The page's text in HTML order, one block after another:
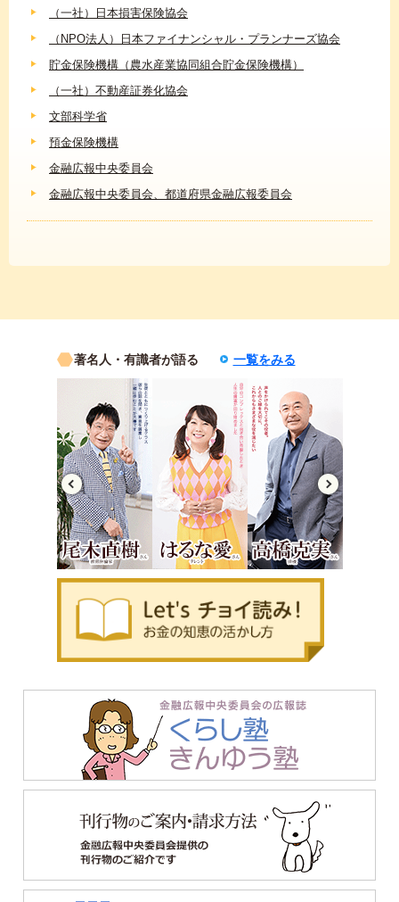
（一社）日本損害保険協会
（NPO法人）日本ファイナンシャル・プランナーズ協会
貯金保険機構（農水産業協同組合貯金保険機構）
（一社）不動産証券化協会
文部科学省
預金保険機構
金融広報中央委員会
金融広報中央委員会、都道府県金融広報委員会
著名人・有識者が語る 一覧をみる